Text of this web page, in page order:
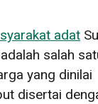
adat
salah
yang dinilai
disertai